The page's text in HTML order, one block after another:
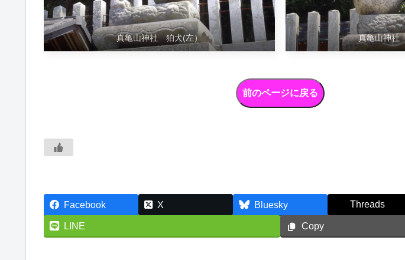
真亀山神社 狛犬(左） 真亀山神
Facebook X Bluesky Threads
LINE
Copy